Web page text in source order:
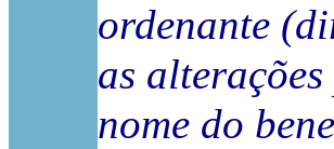
ordenante
as
nome do